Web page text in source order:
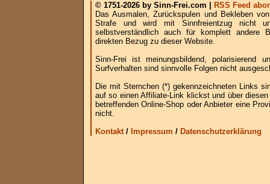
© 1751-2026 by Sinn-Frei.com |
RSS Feed
Das Ausmalen, Zurückspulen und Bekleben
Strafe und wird mit Sinnfreientzug nicht
selbstverständlich auch für komplett andere
direkten Bezug zu dieser Website.
Sinn-Frei ist meinungsbildend, polarisierend
Surfverhalten sind sinnvolle Folgen nicht
Die mit Sternchen (*) gekennzeichneten Links
auf so einen Affiliate-Link klickst und über
betreffenden Online-Shop oder Anbieter eine
nicht.
Kontakt/ Impressum / Datenschutzerklärung